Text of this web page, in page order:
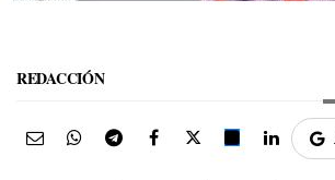
REDACCIÓN